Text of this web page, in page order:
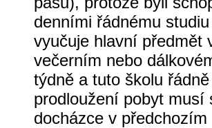
denními řádnému
vyučuje hlavní předmět
večerním nebo
týdně a tuto školu
prodloužení pobyt musí
docházce v